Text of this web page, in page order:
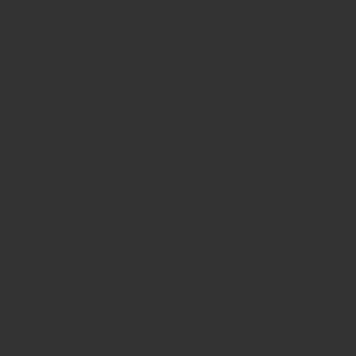
2.3. Életstílus-kutatások hazai és nemzetközi gyakorlata